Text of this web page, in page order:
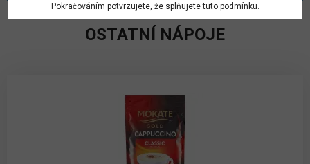
OSTATNÍ NÁPOJE
Pokračováním potvrzujete, že splňujete tuto podmínku.